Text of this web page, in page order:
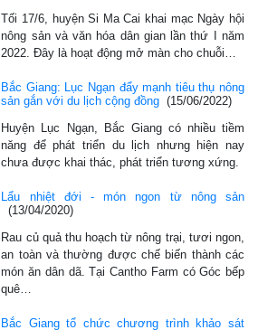
Tối 17/6, huyện Si Ma Cai khai mạc Ngày hội
nông sản và văn hóa dân gian lần thứ I năm
2022. Đây là hoạt động mở màn cho chuỗi…
Bắc Giang: Lục Ngạn đẩy mạnh tiêu thụ nông
sản gắn với du lịch cộng đồng (15/06/2022)
Huyện Lục Ngạn, Bắc Giang có nhiều tiềm
năng để phát triển du lịch nhưng hiện nay
chưa được khai thác, phát triển tương xứng.
Lẩu nhiệt đới - món ngon từ nông sản
(13/04/2020)
Rau củ quả thu hoạch từ nông trại, tươi ngon,
an toàn và thường được chế biến thành các
món ăn dân dã. Tại Cantho Farm có Góc bếp
quê…
Bắc Giang tổ chức chương trình khảo sát